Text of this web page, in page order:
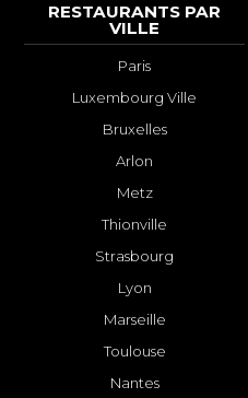
RESTAURANTS PAR
VILLE
Paris
Luxembourg Ville
Bruxelles
Arlon
Metz
Thionville
Strasbourg
Lyon
Marseille
Toulouse
Nantes